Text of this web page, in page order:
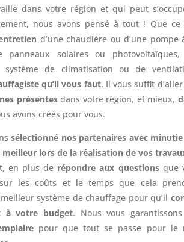
dans votre région et qui peut
nous avons pensé à tout ! Que ce
d’une chaudière ou d’une pompe
solaires ou
système de climatisation ou de
qu’il vous faut. Il vous suffit
présentesdans votre région, et mieux,
avons créés pour vous.
sélectionné nos partenaires avec minutie
meilleur lors de la réalisation de vos
en plus de répondre aux questionsque
les coûts et le temps que cela
système de chauffage pour qu’il
à votre budget. Nous vous
pour que tout se passe pour le